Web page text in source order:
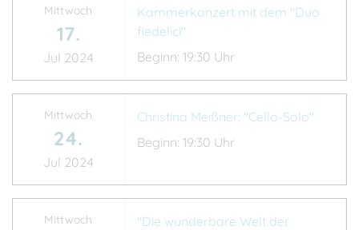
Mittwoch
17.
Jul 2024
Kammerkonzert mit dem "Duo
fiedelici"
Beginn: 19:30 Uhr
Mittwoch
24.
Jul 2024
Christina Meißner: "Cello-Solo"
Beginn: 19:30 Uhr
Mittwoch
"Die wunderbare Welt der